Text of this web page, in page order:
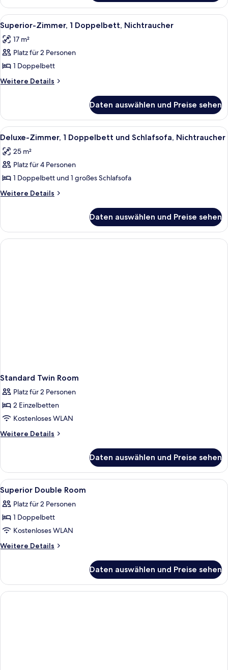
2 Einzelbetten,
Nichtraucher
Alle
Fotos
für
Superior-
Zimmer,
1
anzeigen
Ein Hotelzimmer mit einem großen
9
Superior-Zimmer, 1 Doppelbett, Nichtraucher
17 m²
Platz für 2 Personen
1 Doppelbett
Weitere Details
Weitere
Zimmer,
Doppelbett,
Daten auswählen und Preise sehen
Alle
Fotos
für
Deluxe-
Zimmer,
1 Doppelbett
Nichtraucher
anzeigen
Ein Hotelzimmer mit Bett,
4
Deluxe-Zimmer, 1 Doppelbett und Schlafsofa, Nichtraucher
25 m²
Platz für 4 Personen
1 Doppelbett und 1 großes Schlafsofa
Weitere Details
Weitere
Zimmer,
1 Doppelbett
und
Daten auswählen und Preise sehen
Standard Twin Room
Platz für 2 Personen
2 Einzelbetten
Kostenloses WLAN
Weitere Details
Weitere
Twin
Room
Daten auswählen und Preise sehen
Alle
Fotos
für
Superior
Double
Room
Badezimmer | Haartrockner,
1
Superior Double Room
Platz für 2 Personen
1 Doppelbett
Kostenloses WLAN
Weitere Details
Weitere
Double
Room
Daten auswählen und Preise sehen